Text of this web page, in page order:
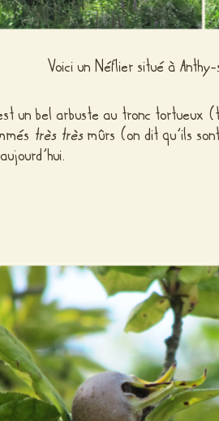
Voici un Néflier situé à
un bel arbuste au tronc tortueux
très trèsmûrs (on dit qu’ils sont
aujourd’hui.